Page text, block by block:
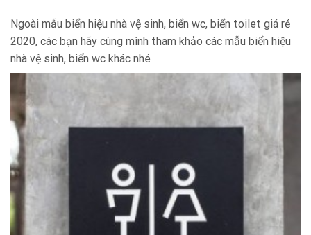
Ngoài mẫu biển hiệu nhà vệ sinh, biển wc, biển toilet giá rẻ
2020, các bạn hãy cùng mình tham khảo các mẫu biển hiệu
nhà vệ sinh, biển wc khác nhé